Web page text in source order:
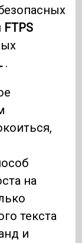
FTPS
.
на
текста
и